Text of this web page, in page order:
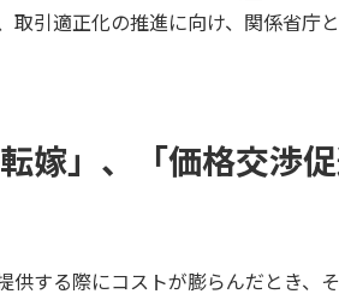
引適正化の推進に向け、関係省庁と
嫁」、「価格交渉促
供する際にコストが膨らんだとき、